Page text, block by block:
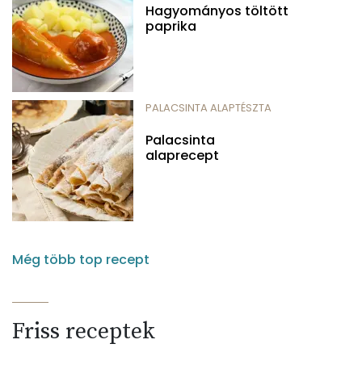
Hagyományos töltött
paprika
PALACSINTA ALAPTÉSZTA
Palacsinta
alaprecept
Még több top recept
Friss receptek